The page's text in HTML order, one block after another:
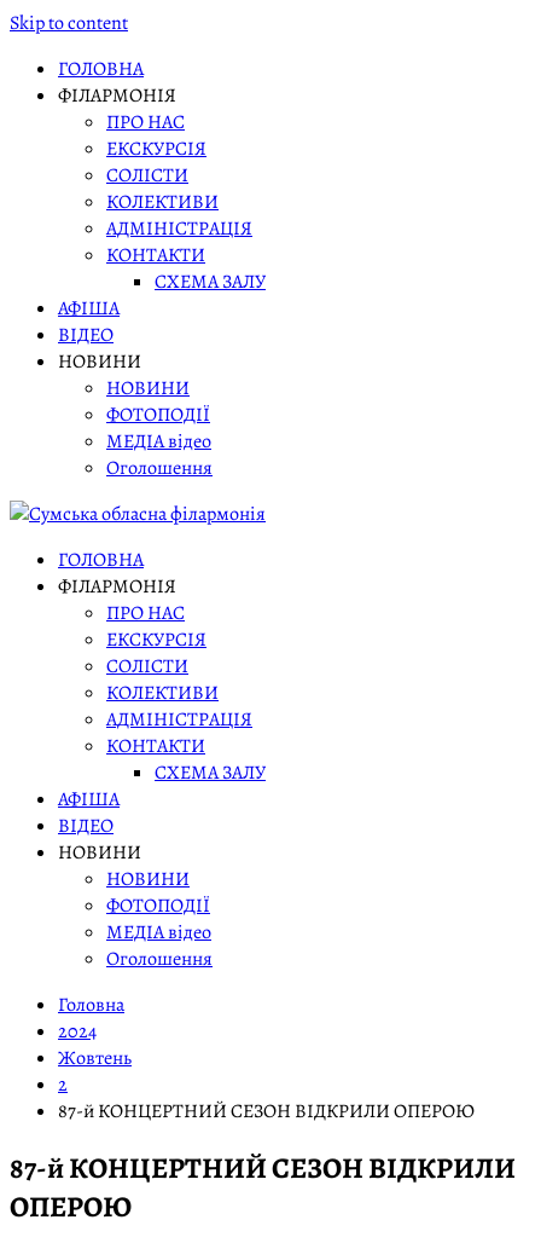
Skip to content
ГОЛОВНА
ФІЛАРМОНІЯ
ПРО НАС
ЕКСКУРСІЯ
СОЛІСТИ
КОЛЕКТИВИ
АДМІНІСТРАЦІЯ
КОНТАКТИ
СХЕМА ЗАЛУ
АФІША
ВІДЕО
НОВИНИ
НОВИНИ
ФОТОПОДІЇ
МЕДІА відео
Оголошення
ГОЛОВНА
ФІЛАРМОНІЯ
ПРО НАС
ЕКСКУРСІЯ
СОЛІСТИ
КОЛЕКТИВИ
АДМІНІСТРАЦІЯ
КОНТАКТИ
СХЕМА ЗАЛУ
АФІША
ВІДЕО
НОВИНИ
НОВИНИ
ФОТОПОДІЇ
МЕДІА відео
Оголошення
Головна
2024
Жовтень
2
87-й КОНЦЕРТНИЙ СЕЗОН ВІДКРИЛИ ОПЕРОЮ
87-й КОНЦЕРТНИЙ СЕЗОН ВІДКРИЛИ
ОПЕРОЮ